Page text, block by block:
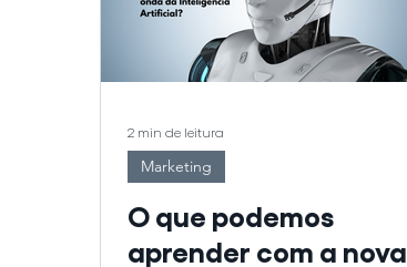
Direção de Arte Televisão
2 min de leitura
Marketing
O que podemos
aprender com a nova